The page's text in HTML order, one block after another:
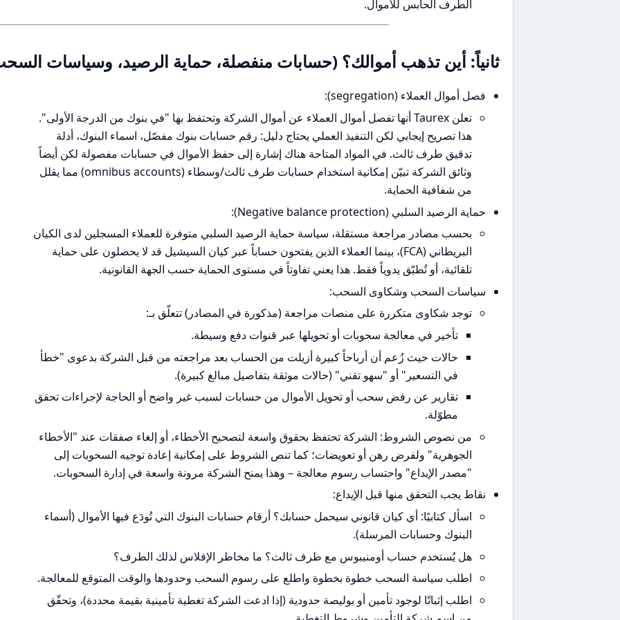
الطرف الحابس للأموال.
ثانياً: أين تذهب أموالك؟ (حسابات منفصلة، حماية الرصيد، وسياسات
فصل أموال العملاء (segregation):
تعلن Taurex أنها تفصل أموال العملاء عن أموال الشركة وتحتفظ بها "في بنوك من الدرجة الأولى".
هذا تصريح إيجابي لكن التنفيذ العملي يحتاج دليل: رقم حسابات بنوك مفصّل، اسماء البنوك، أدلة
تدقيق طرف ثالث. في المواد المتاحة هناك إشارة إلى حفظ الأموال في حسابات مفصولة لكن أيضاً
وثائق الشركة تبيّن إمكانية استخدام حسابات طرف ثالث/وسطاء (omnibus accounts) مما يقلل
من شفافية الحماية.
حماية الرصيد السلبي (Negative balance protection):
بحسب مصادر مراجعة مستقلة، سياسة حماية الرصيد السلبي متوفرة للعملاء المسجلين لدى الكيان
البريطاني (FCA)، بينما العملاء الذين يفتحون حساباً عبر كيان السيشيل قد لا يحصلون على حماية
تلقائية، أو تُطبّق يدوياً فقط. هذا يعني تفاوتاً في مستوى الحماية حسب الجهة القانونية.
سياسات السحب وشكاوى السحب:
توجد شكاوى متكررة على منصات مراجعة (مذكورة في المصادر) تتعلّق بـ:
تأخير في معالجة سحوبات أو تحويلها عبر قنوات دفع وسيطة.
حالات حيث زُعم أن أرباحاً كبيرة أزيلت من الحساب بعد مراجعته من قبل الشركة بدعوى "خطأ
في التسعير" أو "سهو تقني" (حالات موثقة بتفاصيل مبالغ كبيرة).
تقارير عن رفض سحب أو تحويل الأموال من حسابات لسبب غير واضح أو الحاجة لإجراءات تحقق
مطوّلة.
من نصوص الشروط: الشركة تحتفظ بحقوق واسعة لتصحيح الأخطاء، أو إلغاء صفقات عند "الأخطاء
الجوهرية" ولفرض رهن أو تعويضات؛ كما تنص الشروط على إمكانية إعادة توجيه السحوبات إلى
"مصدر الإيداع" واحتساب رسوم معالجة – وهذا يمنح الشركة مرونة واسعة في إدارة السحوبات.
نقاط يجب التحقق منها قبل الإيداع:
اسأل كتابيًا: أي كيان قانوني سيحمل حسابك؟ أرقام حسابات البنوك التي تُودَع فيها الأموال (أسماء
البنوك وحسابات المرسلة).
هل يُستخدم حساب أومنيبوس مع طرف ثالث؟ ما مخاطر الإفلاس لذلك الطرف؟
اطلب سياسة السحب خطوة بخطوة واطلع على رسوم السحب وحدودها والوقت المتوقع للمعالجة.
اطلب إثباتًا لوجود تأمين أو بوليصة حدودية (إذا ادعت الشركة تغطية تأمينية بقيمة محددة)، وتحقّق